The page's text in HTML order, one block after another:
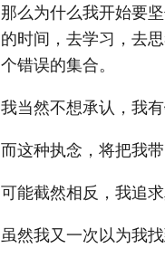
那么为什么我开始要
的时间，去学习，去
个错误的集合。
我当然不想承认，我
而这种执念，将把我
可能截然相反，我追
虽然我又一次以为我